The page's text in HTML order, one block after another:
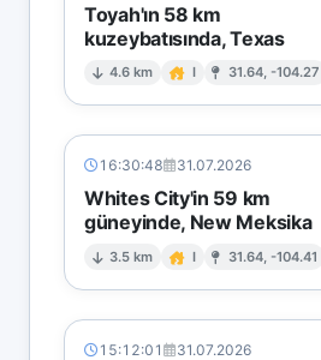
Toyah'ın 58 km
kuzeybatısında, Texas
4.6 km I 31.64, -104.27
16:30:48 31.07.2026
Whites City'in 59 km
güneyinde, New Meksika
3.5 km I 31.64, -104.41
15:12:01 31.07.2026